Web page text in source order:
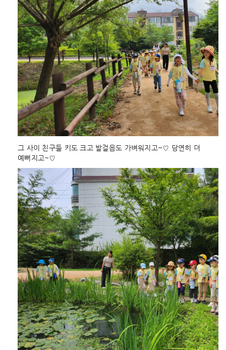
그 사이 친구들 키도 크고 발걸음도 가벼워지고~♡ 당연히 더
예뻐지고~♡